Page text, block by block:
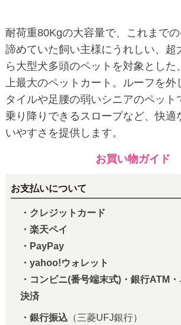
耐荷重80Kgの大容量で、これまで
諦めていた飼い主様にうれしい、超
ら大型犬多頭のペットを対象とした
上最大のペットカート。ルーフを外
タイルや足腰の弱いシニアのペット
乗り降りできるスロープなど、快適
いやすさを提供します。
お買い物ガイド
お支払いについて
・クレジットカード
・楽天ペイ
・PayPay
・yahoo!ウォレット
・コンビニ(番号端末式)・銀行ATM
決済
・銀行振込（三菱UFJ銀行）